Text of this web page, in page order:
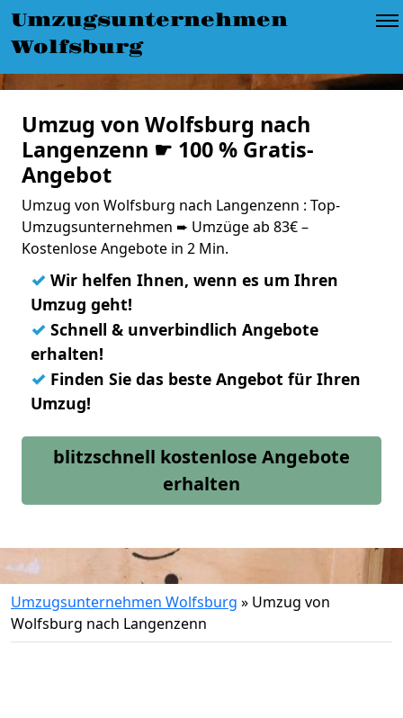
Umzugsunternehmen
Wolfsburg
Umzug von Wolfsburg nach
Langenzenn ☛ 100 % Gratis-
Angebot
Umzug von Wolfsburg nach Langenzenn : Top-
Umzugsunternehmen ➨ Umzüge ab 83€ –
Kostenlose Angebote in 2 Min.
✓ Wir helfen Ihnen, wenn es um Ihren
Umzug geht!
✓ Schnell & unverbindlich Angebote
erhalten!
✓ Finden Sie das beste Angebot für Ihren
Umzug!
blitzschnell kostenlose Angebote
erhalten
Umzugsunternehmen Wolfsburg » Umzug von
Wolfsburg nach Langenzenn